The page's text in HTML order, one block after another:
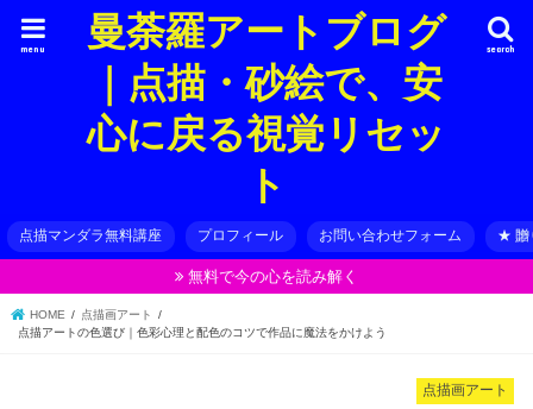
曼荼羅アートブログ
｜点描・砂絵で、安
心に戻る視覚リセッ
ト
search
menu
点描マンダラ無料講座 プロフィール お問い合わせフォーム ★ 贈
無料で今の心を読み解く
HOME
点描画アート
点描アートの色選び｜色彩心理と配色のコツで作品に魔法をかけよう
点描画アート